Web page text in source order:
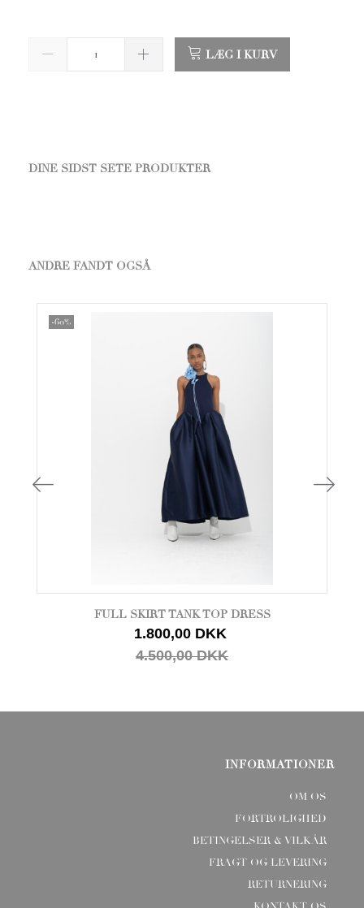
LÆG I KURV
DINE SIDST SETE PRODUKTER
ANDRE FANDT OGSÅ
-60%
FULL SKIRT TANK TOP DRESS
1.800,00 DKK
4.500,00 DKK
INFORMATIONER
OM OS
FORTROLIGHED
BETINGELSER & VILKÅR
FRAGT OG LEVERING
RETURNERING